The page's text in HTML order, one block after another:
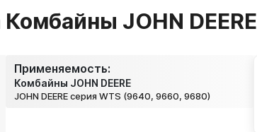
JOHN DEERE
Применяемость:
Комбайны JOHN DEERE
JOHN DEERE серия WTS (9640, 9660, 9680)